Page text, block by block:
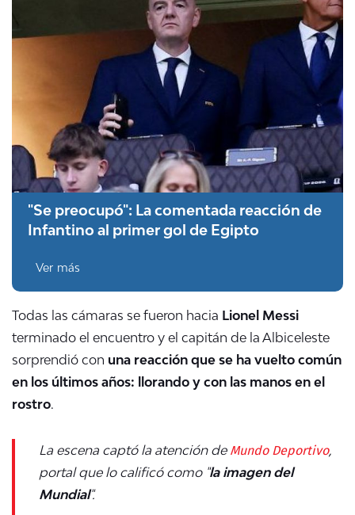
"Se preocupó": La comentada reacción de
Infantino al primer gol de Egipto
Ver más
Todas las cámaras se fueron hacia Lionel Messi
terminado el encuentro y el capitán de la Albiceleste
sorprendió con una reacción que se ha vuelto común
en los últimos años: llorando y con las manos en el
rostro.
La escena captó la atención de Mundo Deportivo,
portal que lo calificó como "la imagen del
Mundial".